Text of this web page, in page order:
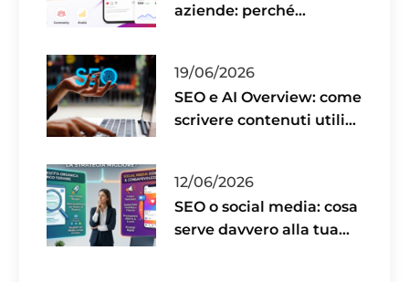
aziende: perché
19/06/2026
SEO e AI Overview: come
scrivere contenuti utili
12/06/2026
SEO o social media: cosa
serve davvero alla tua